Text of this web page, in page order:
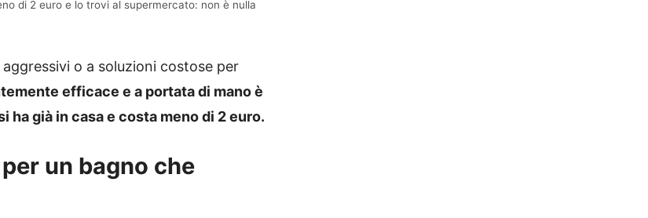
di 2 euro e lo trovi al supermercato: non è nulla
o a soluzioni costose per
efficace e a portata di mano è
ha già in casa e costa meno di 2 euro.
un bagno che